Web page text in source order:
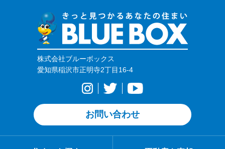
株式会社ブルーボックス
愛知県稲沢市正明寺2丁目16-4
お問い合わせ